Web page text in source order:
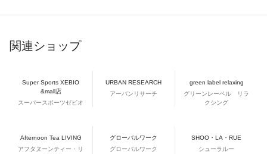
関連ショップ
Super Sports XEBIO
&mall店
スーパースポーツゼビオ
URBAN RESEARCH
アーバンリサーチ
green label relaxing
グリーンレーベル リラ
クシング
Afternoon Tea LIVING
アフタヌーンティー・リ
グローバルワーク
グローバルワーク
SHOO・LA・RUE
シューラルー